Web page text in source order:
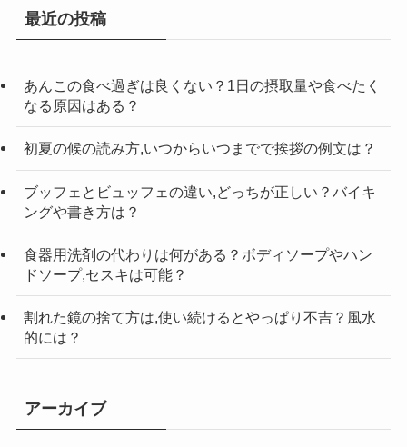
リ
索
最近の投稿
あんこの食べ過ぎは良くない？1日の摂取量や食べたく
なる原因はある？
初夏の候の読み方,いつからいつまでで挨拶の例文は？
ブッフェとビュッフェの違い,どっちが正しい？バイキ
ングや書き方は？
食器用洗剤の代わりは何がある？ボディソープやハン
ドソープ,セスキは可能？
割れた鏡の捨て方は,使い続けるとやっぱり不吉？風水
的には？
アーカイブ